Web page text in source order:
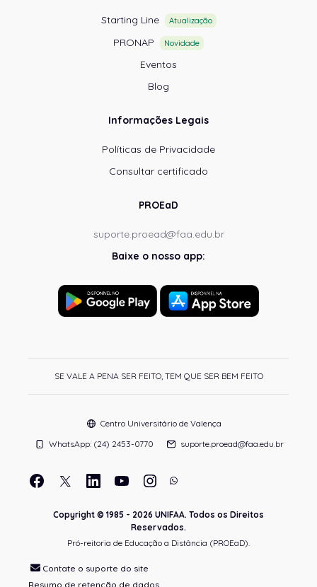
Starting Line Atualização
PRONAP Novidade
Eventos
Blog
Informações Legais
Políticas de Privacidade
Consultar certificado
PROEaD
suporte.proead@faa.edu.br
Baixe o nosso app:
SE VALE A PENA SER FEITO, TEM QUE SER BEM FEITO
Centro Universitário de Valença
WhatsApp: (24) 2453-0770
suporte.proead@faa.edu.br
Copyright © 1985 - 2026 UNIFAA. Todos os Direitos
Reservados.
Pró-reitoria de Educação a Distância (PROEaD).
Contate o suporte do site
Resumo de retenção de dados